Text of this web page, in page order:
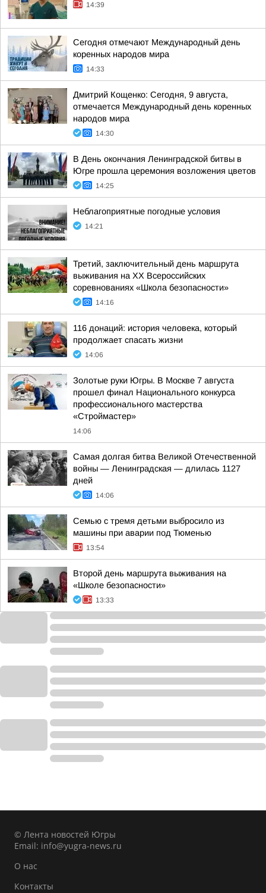
14:39
Сегодня отмечают Международный день
коренных народов мира
14:33
Дмитрий Кощенко: Сегодня, 9 августа,
отмечается Международный день коренных
народов мира
14:30
В День окончания Ленинградской битвы в
Югре прошла церемония возложения цветов
14:25
Неблагоприятные погодные условия
14:21
Третий, заключительный день маршрута
выживания на XX Всероссийских
соревнованиях «Школа безопасности»
14:16
116 донаций: история человека, который
продолжает спасать жизни
14:06
Золотые руки Югры. В Москве 7 августа
прошел финал Национального конкурса
профессионального мастерства
«Строймастер»
14:06
Самая долгая битва Великой Отечественной
войны — Ленинградская — длилась 1127
дней
14:06
Семью с тремя детьми выбросило из
машины при аварии под Тюменью
13:54
Второй день маршрута выживания на
«Школе безопасности»
13:33
© Лента новостей Югры
Email: info@yugra-news.ru
О нас
Контакты